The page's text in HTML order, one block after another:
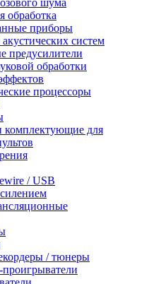
шума
обработка
приборы
систем
предусилители
обработки
процессоры
комплектующие для
/ USB
/ тюнеры